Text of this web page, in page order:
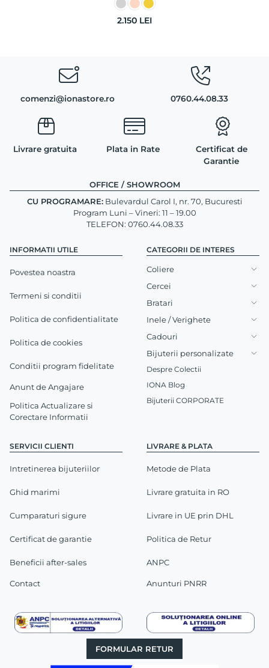
2.150 LEI
comenzi@ionastore.ro 0760.44.08.33
Livrare gratuita Plata in Rate
Certificat de
Garantie
INFORMATII UTILE
Povestea noastra
Termeni si conditii
Politica de confidentialitate
Politica de cookies
Conditii program fidelitate
Anunt de Angajare
Politica Actualizare si
Corectare Informatii
SERVICII CLIENTI
Intretinerea bijuteriilor
Ghid marimi
Cumparaturi sigure
Certificat de garantie
Beneficii after-sales
Contact
LIVRARE & PLATA
Metode de Plata
Livrare gratuita in RO
Livrare in UE prin DHL
Politica de Retur
ANPC
Anunturi PNRR
OFFICE / SHOWROOM
CU PROGRAMARE:Bulevardul Carol I, nr. 70, Bucuresti
Program Luni – Vineri: 11 – 19.00
TELEFON: 0760.44.08.33
CATEGORII DE INTERES
Coliere
Cercei
Bratari
Inele / Verighete
Cadouri
Bijuterii personalizate
Despre Colectii
IONA Blog
Bijuterii CORPORATE
FORMULAR RETUR